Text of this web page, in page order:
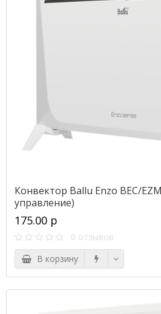
Конвектор Ballu Enzo BEC/
управление)
175.00 р
0 отзывов
В корзину